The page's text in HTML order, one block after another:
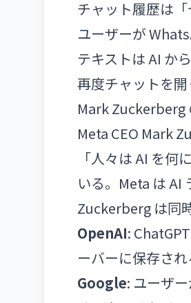
チャット履歴は「
ユーザーが
テキストは AI か
再度チャットを
Mark Zuckerberg
Meta CEO Mark
「人々は AI を
いる。Meta は AI
Zuckerberg は同
OpenAI:
ーバーに保存され
Google: ユーザ